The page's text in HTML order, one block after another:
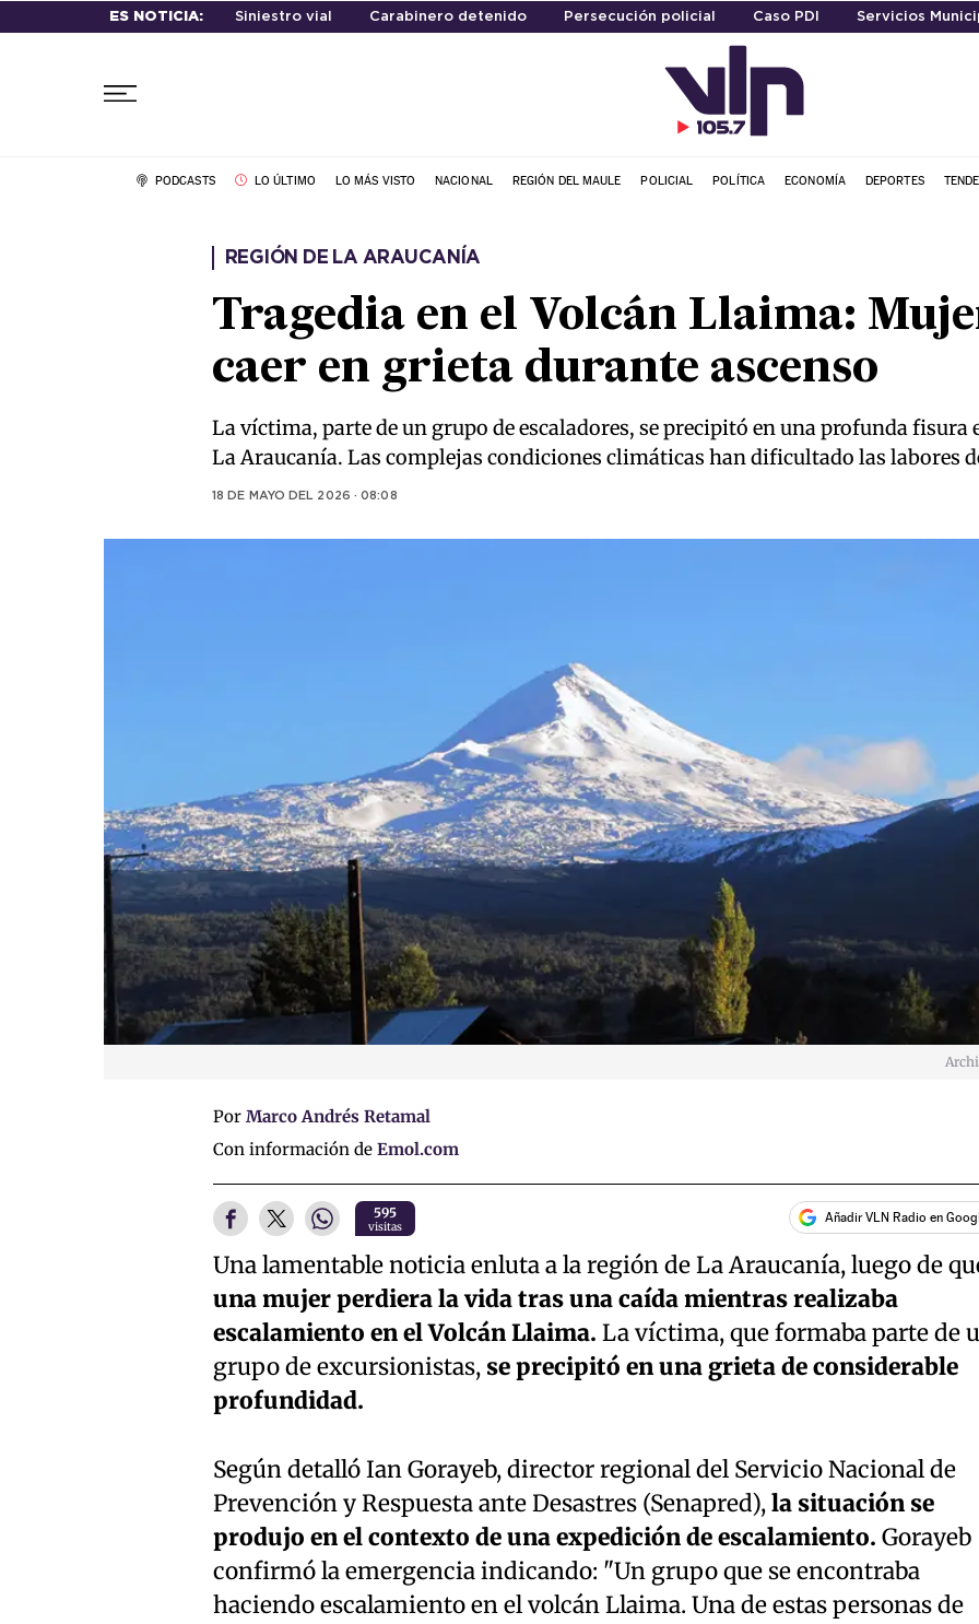
ES NOTICIA: Siniestro vial Carabinero detenido Persecución policial Caso PDI Servicios
PODCASTS LO ÚLTIMO LO MÁS VISTO NACIONAL REGIÓN DEL MAULE POLICIAL POLÍTICA ECONOMÍA DEPORTES
REGIÓN DE LA ARAUCANÍA
Tragedia en el Volcán Llaima:
caer en grieta durante ascenso
La víctima, parte de un grupo de escaladores, se precipitó en una profunda
La Araucanía. Las complejas condiciones climáticas han dificultado las labores
18 DE MAYO DEL 2026 · 08:08
Por Marco Andrés Retamal
Con información de Emol.com
595
visitas
Añadir VLN Radio en
Una lamentable noticia enluta a la región de La Araucanía, luego de
una mujer perdiera la vida tras una caída mientras realizaba
escalamiento en el Volcán Llaima. La víctima, que formaba parte de
grupo de excursionistas, se precipitó en una grieta de considerable
profundidad.
Según detalló Ian Gorayeb, director regional del Servicio Nacional de
Prevención y Respuesta ante Desastres (Senapred),la situación se
produjo en el contexto de una expedición de escalamiento. Gorayeb
confirmó la emergencia indicando: "Un grupo que se encontraba
haciendo escalamiento en el volcán Llaima. Una de estas personas de